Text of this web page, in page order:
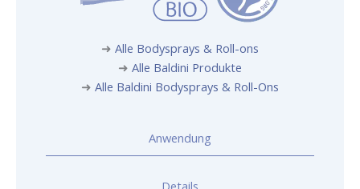
➜ Alle Bodysprays & Roll-ons
➜ Alle Baldini Produkte
➜ Alle Baldini Bodysprays & Roll-Ons
Anwendung
Details